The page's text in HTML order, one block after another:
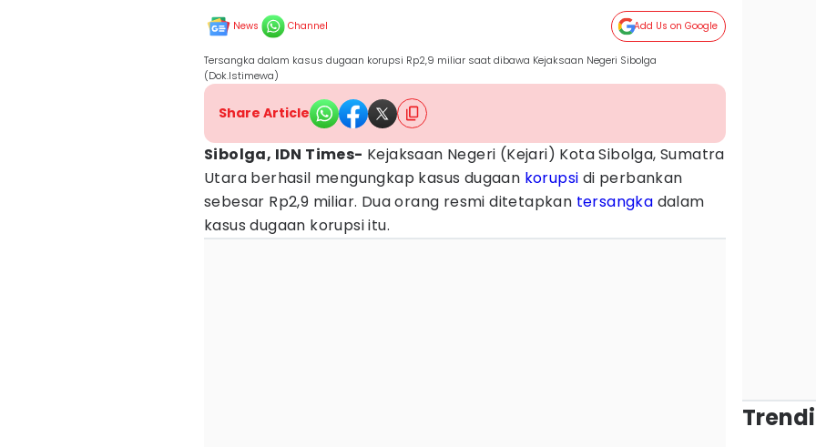
News Channel Add Us on Google
Tersangka dalam kasus dugaan korupsi Rp2,9 miliar saat dibawa Kejaksaan Negeri Sibolga
(Dok.Istimewa)
Share Article
Sibolga, IDN Times- Kejaksaan Negeri (Kejari) Kota Sibolga, Sumatra
Utara berhasil mengungkap kasus dugaan korupsi di perbankan
sebesar Rp2,9 miliar. Dua orang resmi ditetapkan tersangka dalam
kasus dugaan korupsi itu.